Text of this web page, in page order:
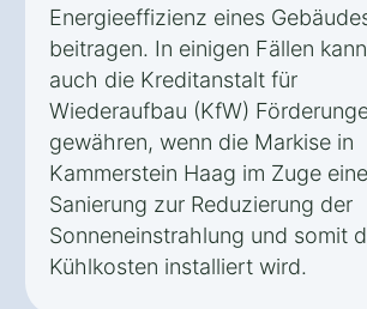
Energieeffizienz eines
beitragen. In einigen Fällen kann
auch die Kreditanstalt für
Wiederaufbau (KfW)
gewähren, wenn die Markise in
Kammerstein Haag im Zuge
Sanierung zur Reduzierung der
Sonneneinstrahlung und somit
Kühlkosten installiert wird.